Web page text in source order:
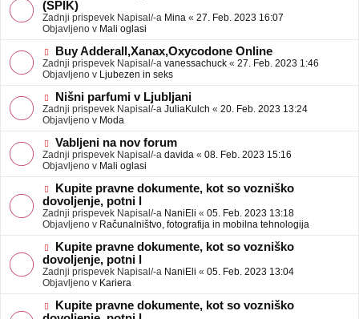
j
a
v
e
o
v
e
o
b
j
a
v
e
(ŠPIK)
Zadnji prispevek Napisal/-a Mina « 27. Feb. 2023 16:07
Objavljeno v Mali oglasi
N
o
v
e
o
b
j
a
v
e
Buy Adderall,Xanax,Oxycodone Online
Zadnji prispevek Napisal/-a vanessachuck « 27. Feb. 2023 1:46
Objavljeno v Ljubezen in seks
N
o
v
e
o
b
j
a
v
e
Nišni parfumi v Ljubljani
Zadnji prispevek Napisal/-a JuliaKulch « 20. Feb. 2023 13:24
Objavljeno v Moda
N
o
v
e
o
b
j
a
v
e
Vabljeni na nov forum
Zadnji prispevek Napisal/-a davida « 08. Feb. 2023 15:16
Objavljeno v Mali oglasi
N
o
v
e
o
b
a
v
e
Kupite pravne dokumente, kot so vozniško
dovoljenje, potni l
Zadnji prispevek Napisal/-a NaniEli « 05. Feb. 2023 13:18
Objavljeno v Računalništvo, fotografija in mobilna tehnologija
N
o
v
e
o
b
Kupite pravne dokumente, kot so vozniško
dovoljenje, potni l
Zadnji prispevek Napisal/-a NaniEli « 05. Feb. 2023 13:04
Objavljeno v Kariera
N
o
Kupite pravne dokumente, kot so vozniško